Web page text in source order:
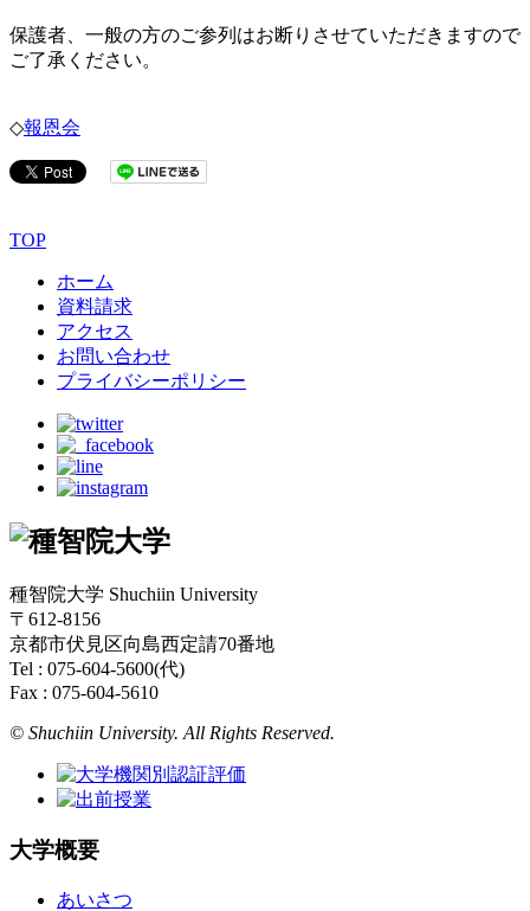
保護者、一般の方のご参列はお断りさせていただきますので
ご了承ください。
◇報恩会
TOP
ホーム
資料請求
アクセス
お問い合わせ
プライバシーポリシー
種智院大学 Shuchiin University
〒612-8156
京都市伏見区向島西定請70番地
Tel : 075-604-5600(代)
Fax : 075-604-5610
© Shuchiin University. All Rights Reserved.
大学概要
あいさつ